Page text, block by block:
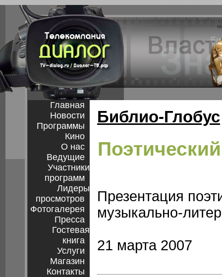
Главная
Новости
Программы
Кино
О нас
Ведущие
Участники
программ
Лидеры
просмотров
Фотогалерея
Пресса
Гостевая
книга
Услуги
Магазин
Контакты
Библио-Глобус
Презентация
музыкально-
21 марта 2007